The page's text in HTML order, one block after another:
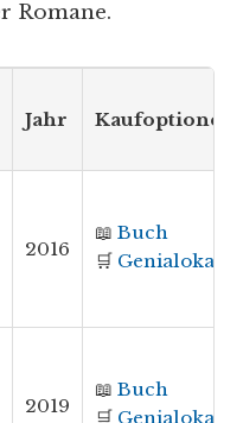
Romane.
Jahr
2016
📖 Buch
🛒 Genialokal
2019
📖 Buch
🛒 Genialokal